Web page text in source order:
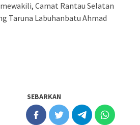
Camat Rantau Selatan
Taruna Labuhanbatu Ahmad
SEBARKAN